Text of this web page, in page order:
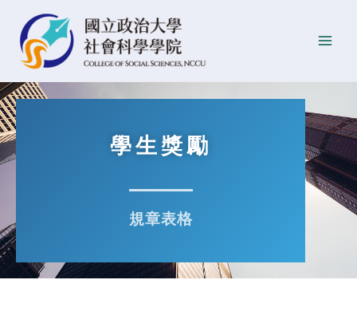
內
容
學生獎勵
規章表格